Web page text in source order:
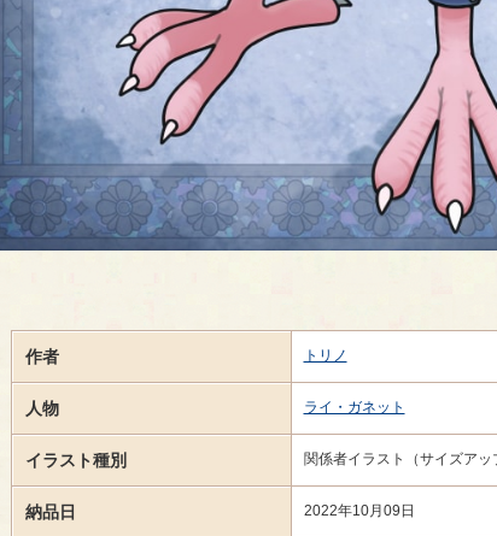
作者 トリノ
人物 ライ・ガネット
イラスト種別 関係者イラスト（サイズアッ
納品日 2022年10月09日